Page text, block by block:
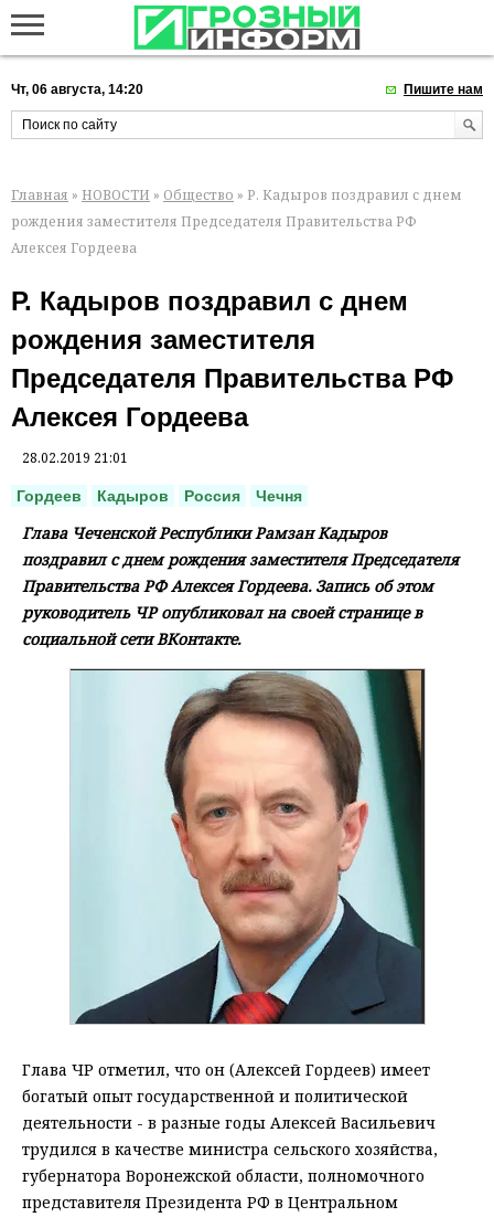
Чт, 06 августа, 14:20 Пишите нам
Главная » НОВОСТИ » Общество » Р. Кадыров поздравил с днем
рождения заместителя Председателя Правительства РФ
Алексея Гордеева
Р. Кадыров поздравил с днем
рождения заместителя
Председателя Правительства РФ
Алексея Гордеева
28.02.2019 21:01
Гордеев Кадыров Россия Чечня
Глава Чеченской Республики Рамзан Кадыров
поздравил с днем рождения заместителя Председателя
Правительства РФ Алексея Гордеева. Запись об этом
руководитель ЧР опубликовал на своей странице в
социальной сети ВКонтакте.
Глава ЧР отметил, что он (Алексей Гордеев) имеет
богатый опыт государственной и политической
деятельности - в разные годы Алексей Васильевич
трудился в качестве министра сельского хозяйства,
губернатора Воронежской области, полномочного
представителя Президента РФ в Центральном